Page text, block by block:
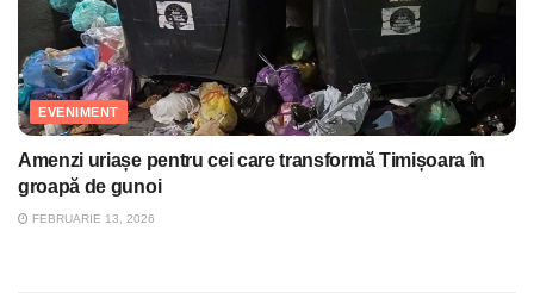
EVENIMENT
Amenzi uriașe pentru cei care transformă Timișoara în
groapă de gunoi
FEBRUARIE 13, 2026